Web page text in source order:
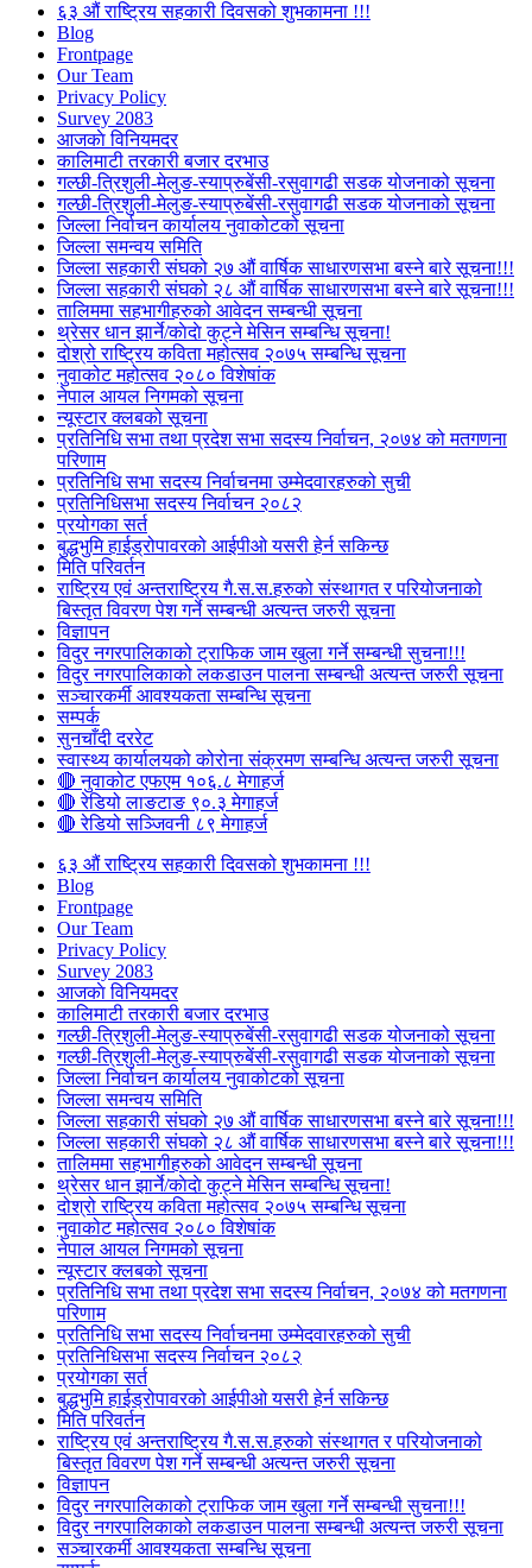
६३ औं राष्ट्रिय सहकारी दिवसको शुभकामना !!!
Blog
Frontpage
Our Team
Privacy Policy
Survey 2083
आजकाे विनियमदर
कालिमाटी तरकारी बजार दरभाउ
गल्छी-त्रिशुली-मेलुङ-स्याप्रुबेंसी-रसुवागढी सडक योजनाको सूचना
गल्छी-त्रिशुली-मेलुङ-स्याप्रुबेंसी-रसुवागढी सडक योजनाको सूचना
जिल्ला निर्वाचन कार्यालय नुवाकोटको सूचना
जिल्ला समन्वय समिति
जिल्ला सहकारी संघको २७ औं वार्षिक साधारणसभा बस्ने बारे सूचना!!!
जिल्ला सहकारी संघको २८ औं वार्षिक साधारणसभा बस्ने बारे सूचना!!!
तालिममा सहभागीहरुको आवेदन सम्बन्धी सूचना
थ्रेसर धान झार्ने/काेदाे कुट्ने मेसिन सम्बन्धि सूचना!
दोश्रो राष्ट्रिय कविता महोत्सव २०७५ सम्बन्धि सूचना
नुवाकोट महोत्सव २०८० विशेषांक
नेपाल आयल निगमको सूचना
न्यूस्टार क्लबको सूचना
प्रतिनिधि सभा तथा प्रदेश सभा सदस्य निर्वाचन, २०७४ को मतगणना
परिणाम
प्रतिनिधि सभा सदस्य निर्वाचनमा उम्मेदवारहरुको सुची
प्रतिनिधिसभा सदस्य निर्वाचन २०८२
प्रयोगका सर्त
बुद्धभुमि हाईड्रोपावरको आईपीओ यसरी हेर्न सकिन्छ
मिति परिवर्तन
राष्ट्रिय एवं अन्तराष्ट्रिय गै.स.स.हरुको संस्थागत र परियोजनाको
बिस्तृत विवरण पेश गर्ने सम्बन्धी अत्यन्त जरुरी सूचना
विज्ञापन
विदुर नगरपालिकाको ट्राफिक जाम खुला गर्ने सम्बन्धी सुचना!!!
विदुर नगरपालिकाको लकडाउन पालना सम्बन्धी अत्यन्त जरुरी सूचना
सञ्चारकर्मी आवश्यकता सम्बन्धि सूचना
सम्पर्क
सुनचाँदी दररेट
स्वास्थ्य कार्यालयको कोरोना संक्रमण सम्बन्धि अत्यन्त जरुरी सूचना
🔴 नुवाकोट एफएम १०६.८ मेगाहर्ज
🔴 रेडियो लाङटाङ ९०.३ मेगाहर्ज
🔴 रेडियो सञ्जिवनी ८९ मेगाहर्ज
६३ औं राष्ट्रिय सहकारी दिवसको शुभकामना !!!
Blog
Frontpage
Our Team
Privacy Policy
Survey 2083
आजकाे विनियमदर
कालिमाटी तरकारी बजार दरभाउ
गल्छी-त्रिशुली-मेलुङ-स्याप्रुबेंसी-रसुवागढी सडक योजनाको सूचना
गल्छी-त्रिशुली-मेलुङ-स्याप्रुबेंसी-रसुवागढी सडक योजनाको सूचना
जिल्ला निर्वाचन कार्यालय नुवाकोटको सूचना
जिल्ला समन्वय समिति
जिल्ला सहकारी संघको २७ औं वार्षिक साधारणसभा बस्ने बारे सूचना!!!
जिल्ला सहकारी संघको २८ औं वार्षिक साधारणसभा बस्ने बारे सूचना!!!
तालिममा सहभागीहरुको आवेदन सम्बन्धी सूचना
थ्रेसर धान झार्ने/काेदाे कुट्ने मेसिन सम्बन्धि सूचना!
दोश्रो राष्ट्रिय कविता महोत्सव २०७५ सम्बन्धि सूचना
नुवाकोट महोत्सव २०८० विशेषांक
नेपाल आयल निगमको सूचना
न्यूस्टार क्लबको सूचना
प्रतिनिधि सभा तथा प्रदेश सभा सदस्य निर्वाचन, २०७४ को मतगणना
परिणाम
प्रतिनिधि सभा सदस्य निर्वाचनमा उम्मेदवारहरुको सुची
प्रतिनिधिसभा सदस्य निर्वाचन २०८२
प्रयोगका सर्त
बुद्धभुमि हाईड्रोपावरको आईपीओ यसरी हेर्न सकिन्छ
मिति परिवर्तन
राष्ट्रिय एवं अन्तराष्ट्रिय गै.स.स.हरुको संस्थागत र परियोजनाको
बिस्तृत विवरण पेश गर्ने सम्बन्धी अत्यन्त जरुरी सूचना
विज्ञापन
विदुर नगरपालिकाको ट्राफिक जाम खुला गर्ने सम्बन्धी सुचना!!!
विदुर नगरपालिकाको लकडाउन पालना सम्बन्धी अत्यन्त जरुरी सूचना
सञ्चारकर्मी आवश्यकता सम्बन्धि सूचना